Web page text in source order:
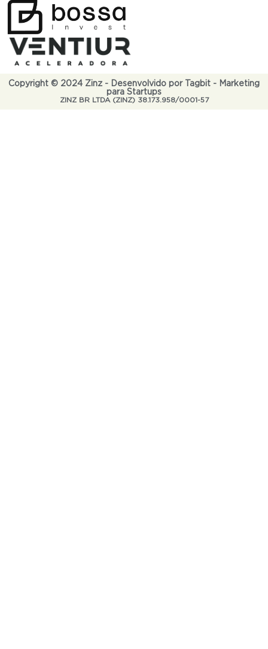
Copyright © 2024 Zinz - Desenvolvido por Tagbit - Marketing
para Startups
ZINZ BR LTDA (ZINZ) 38.173.958/0001-57